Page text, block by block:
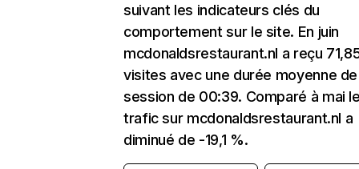
suivant les indicateurs clés du
comportement sur le site. En juin
mcdonaldsrestaurant.nl a reçu
visites avec une durée moyenne
session de 00:39. Comparé à mai
trafic sur mcdonaldsrestaurant.nl a
diminué de -19,1 %.